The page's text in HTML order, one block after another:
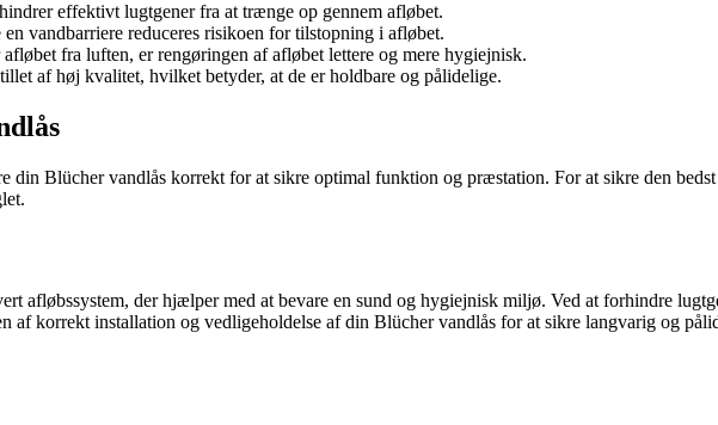
effektivt lugtgener fra at trænge op gennem afløbet.
en vandbarriere reduceres risikoen for tilstopning i afløbet.
fra luften, er rengøringen af afløbet lettere og mere hygiejnisk.
af høj kvalitet, hvilket betyder, at de er holdbare og pålidelige.
din Blücher vandlås korrekt for at sikre optimal funktion og præstation. For at sikre den
afløbssystem, der hjælper med at bevare en sund og hygiejnisk miljø. Ved at forhindre
korrekt installation og vedligeholdelse af din Blücher vandlås for at sikre langvarig og